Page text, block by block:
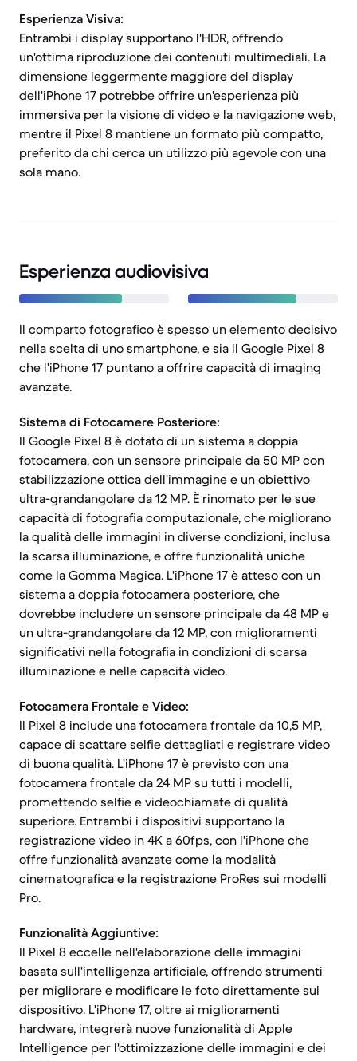
Esperienza Visiva:
Entrambi i display supportano l'HDR, offrendo
un'ottima riproduzione dei contenuti multimediali. La
dimensione leggermente maggiore del display
dell'iPhone 17 potrebbe offrire un'esperienza più
immersiva per la visione di video e la navigazione web,
mentre il Pixel 8 mantiene un formato più compatto,
preferito da chi cerca un utilizzo più agevole con una
sola mano.
Esperienza audiovisiva
Il comparto fotografico è spesso un elemento decisivo
nella scelta di uno smartphone, e sia il Google Pixel 8
che l'iPhone 17 puntano a offrire capacità di imaging
avanzate.
Sistema di Fotocamere Posteriore:
Il Google Pixel 8 è dotato di un sistema a doppia
fotocamera, con un sensore principale da 50 MP con
stabilizzazione ottica dell'immagine e un obiettivo
ultra-grandangolare da 12 MP. È rinomato per le sue
capacità di fotografia computazionale, che migliorano
la qualità delle immagini in diverse condizioni, inclusa
la scarsa illuminazione, e offre funzionalità uniche
come la Gomma Magica. L'iPhone 17 è atteso con un
sistema a doppia fotocamera posteriore, che
dovrebbe includere un sensore principale da 48 MP e
un ultra-grandangolare da 12 MP, con miglioramenti
significativi nella fotografia in condizioni di scarsa
illuminazione e nelle capacità video.
Fotocamera Frontale e Video:
Il Pixel 8 include una fotocamera frontale da 10,5 MP,
capace di scattare selfie dettagliati e registrare video
di buona qualità. L'iPhone 17 è previsto con una
fotocamera frontale da 24 MP su tutti i modelli,
promettendo selfie e videochiamate di qualità
superiore. Entrambi i dispositivi supportano la
registrazione video in 4K a 60fps, con l'iPhone che
offre funzionalità avanzate come la modalità
cinematografica e la registrazione ProRes sui modelli
Pro.
Funzionalità Aggiuntive:
Il Pixel 8 eccelle nell'elaborazione delle immagini
basata sull'intelligenza artificiale, offrendo strumenti
per migliorare e modificare le foto direttamente sul
dispositivo. L'iPhone 17, oltre ai miglioramenti
hardware, integrerà nuove funzionalità di Apple
Intelligence per l'ottimizzazione delle immagini e dei